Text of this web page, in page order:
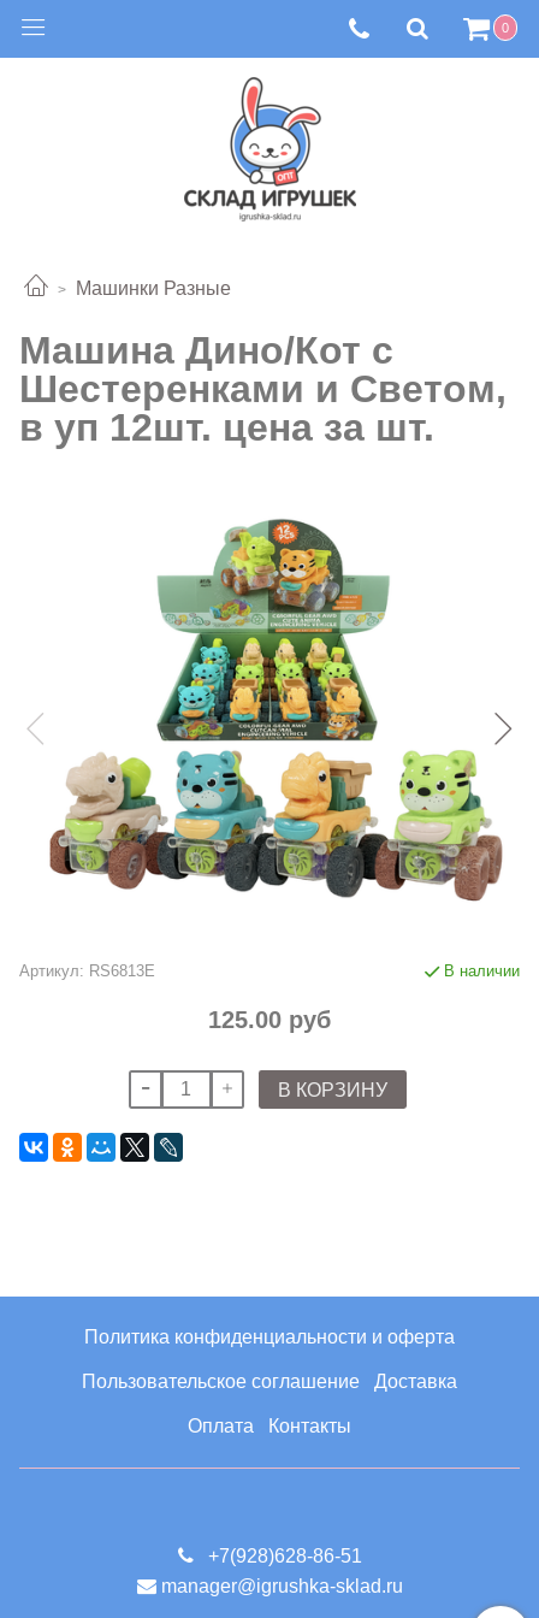
0
Машинки Разные
Машина Дино/Кот с
Шестеренками и Светом,
в уп 12шт. цена за шт.
Артикул: RS6813E В наличии
125.00 руб
В КОРЗИНУ
Политика конфиденциальности и оферта
Пользовательское соглашение Доставка
Оплата Контакты
+7(928)628-86-51
manager@igrushka-sklad.ru